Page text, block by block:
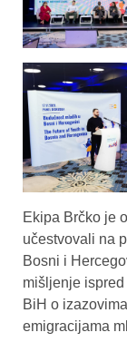
Ekipa Brčko je
učestvovali na
Bosni i
mišljenje
BiH o
emigracijama